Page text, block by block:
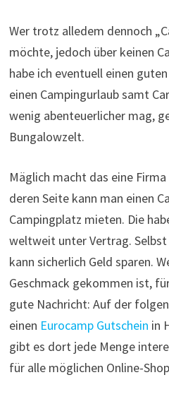
Wer trotz alledem dennoch
möchte, jedoch über keinen
habe ich eventuell einen
einen Campingurlaub samt
wenig abenteuerlicher mag,
Bungalowzelt.
Mäglich macht das eine
deren Seite kann man einen
Campingplatz mieten. Die
weltweit unter Vertrag. Selbst
kann sicherlich Geld sparen.
Geschmack gekommen ist,
gute Nachricht: Auf der
einen Eurocamp Gutschein in
gibt es dort jede Menge
für alle möglichen Online-